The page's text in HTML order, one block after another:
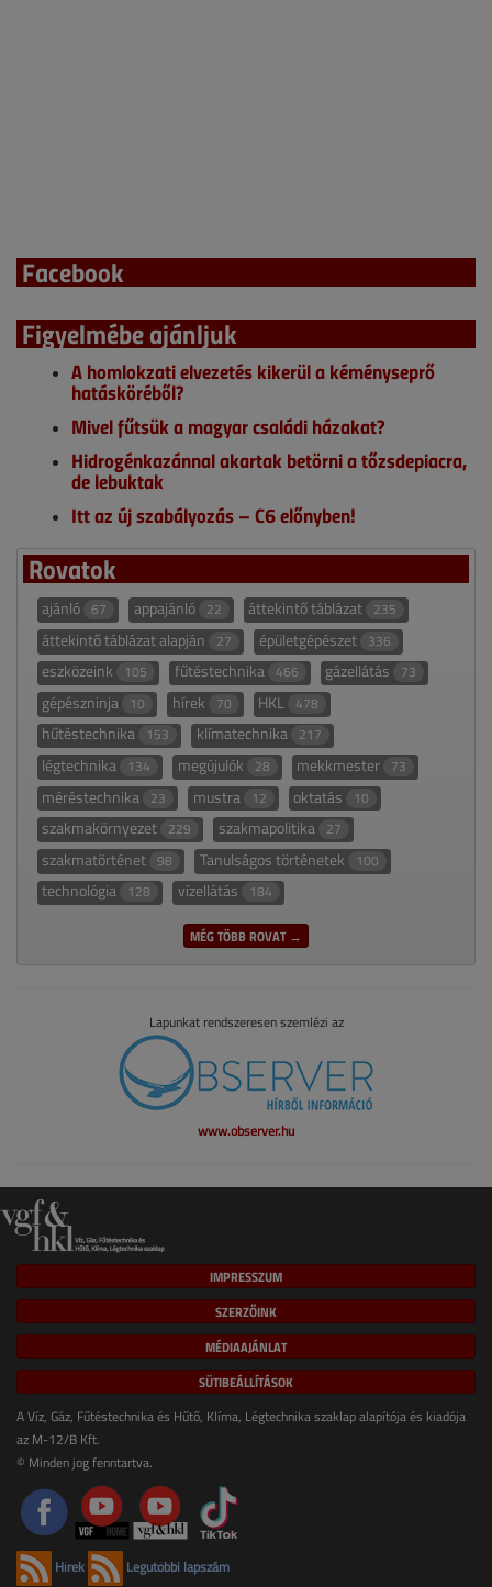
Facebook
Figyelmébe ajánljuk
A homlokzati elvezetés kikerül a kéményseprő
hatásköréből?
Mivel fűtsük a magyar családi házakat?
Hidrogénkazánnal akartak betörni a tőzsdepiacra,
de lebuktak
Itt az új szabályozás – C6 előnyben!
Rovatok
ajánló 67 appajánló 22 áttekintő táblázat 235
áttekintő táblázat alapján 27 épületgépészet 336
eszközeink 105 fűtéstechnika 466 gázellátás 73
gépészninja 10 hírek 70 HKL 478
hűtéstechnika 153 klímatechnika 217
légtechnika 134 megújulók 28 mekkmester 73
méréstechnika 23 mustra 12 oktatás 10
szakmakörnyezet 229 szakmapolitika 27
szakmatörténet 98 Tanulságos történetek 100
technológia 128 vízellátás 184
MÉG TÖBB ROVAT →
Lapunkat rendszeresen szemlézi az
www.observer.hu
IMPRESSZUM
SZERZŐINK
MÉDIAAJÁNLAT
SÜTIBEÁLLÍTÁSOK
A Víz, Gáz, Fűtéstechnika és Hűtő, Klíma, Légtechnika szaklap alapítója és kiadója
az M-12/B Kft.
© Minden jog fenntartva.
Hírek Legutóbbi lapszám